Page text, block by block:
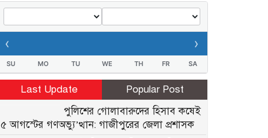
‹ ›
SU MO TU WE TH FR SA
Last Update
Popular Post
পুলিশের গোলাবারুদের হিসাব কষেই
৫ আগস্টের গণঅভ্যু’ত্থান: গাজীপুরের জেলা প্রশাসক